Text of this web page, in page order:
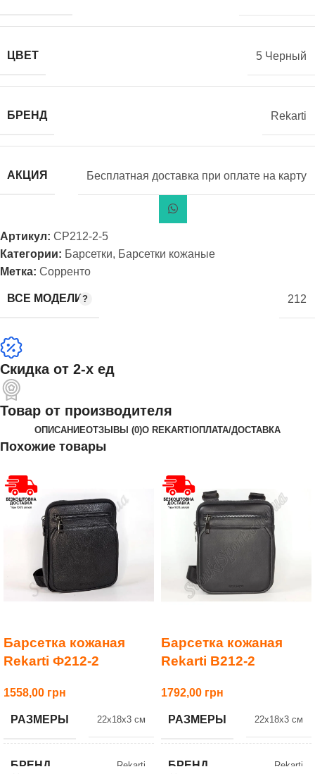
ЦВЕТ 5 Черный
БРЕНД Rekarti
АКЦИЯ Бесплатная доставка при оплате на карту
Артикул: СР212-2-5
Категории: Барсетки, Барсетки кожаные
Метка: Сорренто
ВСЕ МОДЕЛИ 212
Скидка от 2-х ед
Товар от производителя
ОПИСАНИЕОТЗЫВЫ (0)О REKARTI ОПЛАТА/ДОСТАВКА
Похожие товары
Барсетка кожаная
Rekarti Ф212-2
1558,00
РАЗМЕРЫ 22x18x3 см
БРЕНД Rekarti
Барсетка кожаная
Rekarti В212-2
1792,00
РАЗМЕРЫ 22x18x3 см
БРЕНД Rekarti